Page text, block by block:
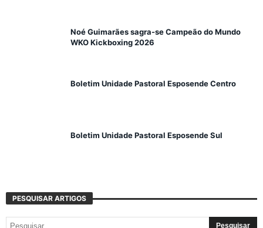
Noé Guimarães sagra-se Campeão do Mundo
WKO Kickboxing 2026
Boletim Unidade Pastoral Esposende Centro
Boletim Unidade Pastoral Esposende Sul
PESQUISAR ARTIGOS